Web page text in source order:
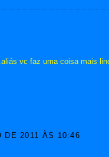
vc faz uma coisa mais
DE 2011 ÀS 10:46